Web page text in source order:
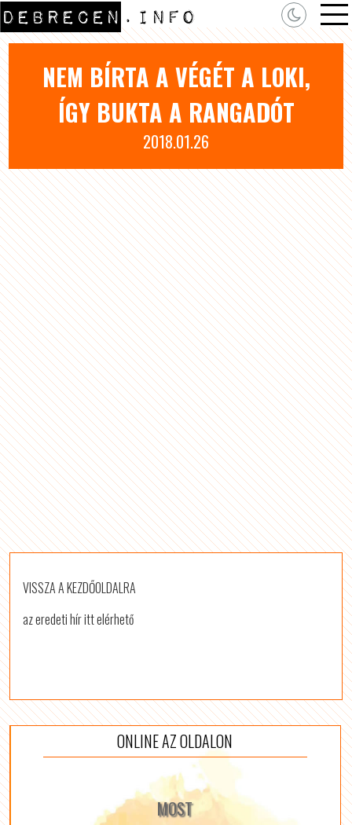
NEM BÍRTA A VÉGÉT A LOKI,
ÍGY BUKTA A RANGADÓT
2018.01.26
VISSZA A KEZDŐOLDALRA
az eredeti hír itt elérhető
ONLINE AZ OLDALON
MOST